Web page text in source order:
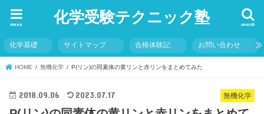
化学受験テクニック塾 search
menu
化学基礎 サイトマップ 合格体験記 お問い合わせ
HOME 無機化学 P(リン)の同素体の黄リンと赤リンをまとめてみた
無機化学
2018.09.06 2023.07.17